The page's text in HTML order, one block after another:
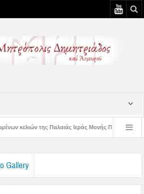
Μονής Παναγίας Κάτω Ξενιάς
Gallery